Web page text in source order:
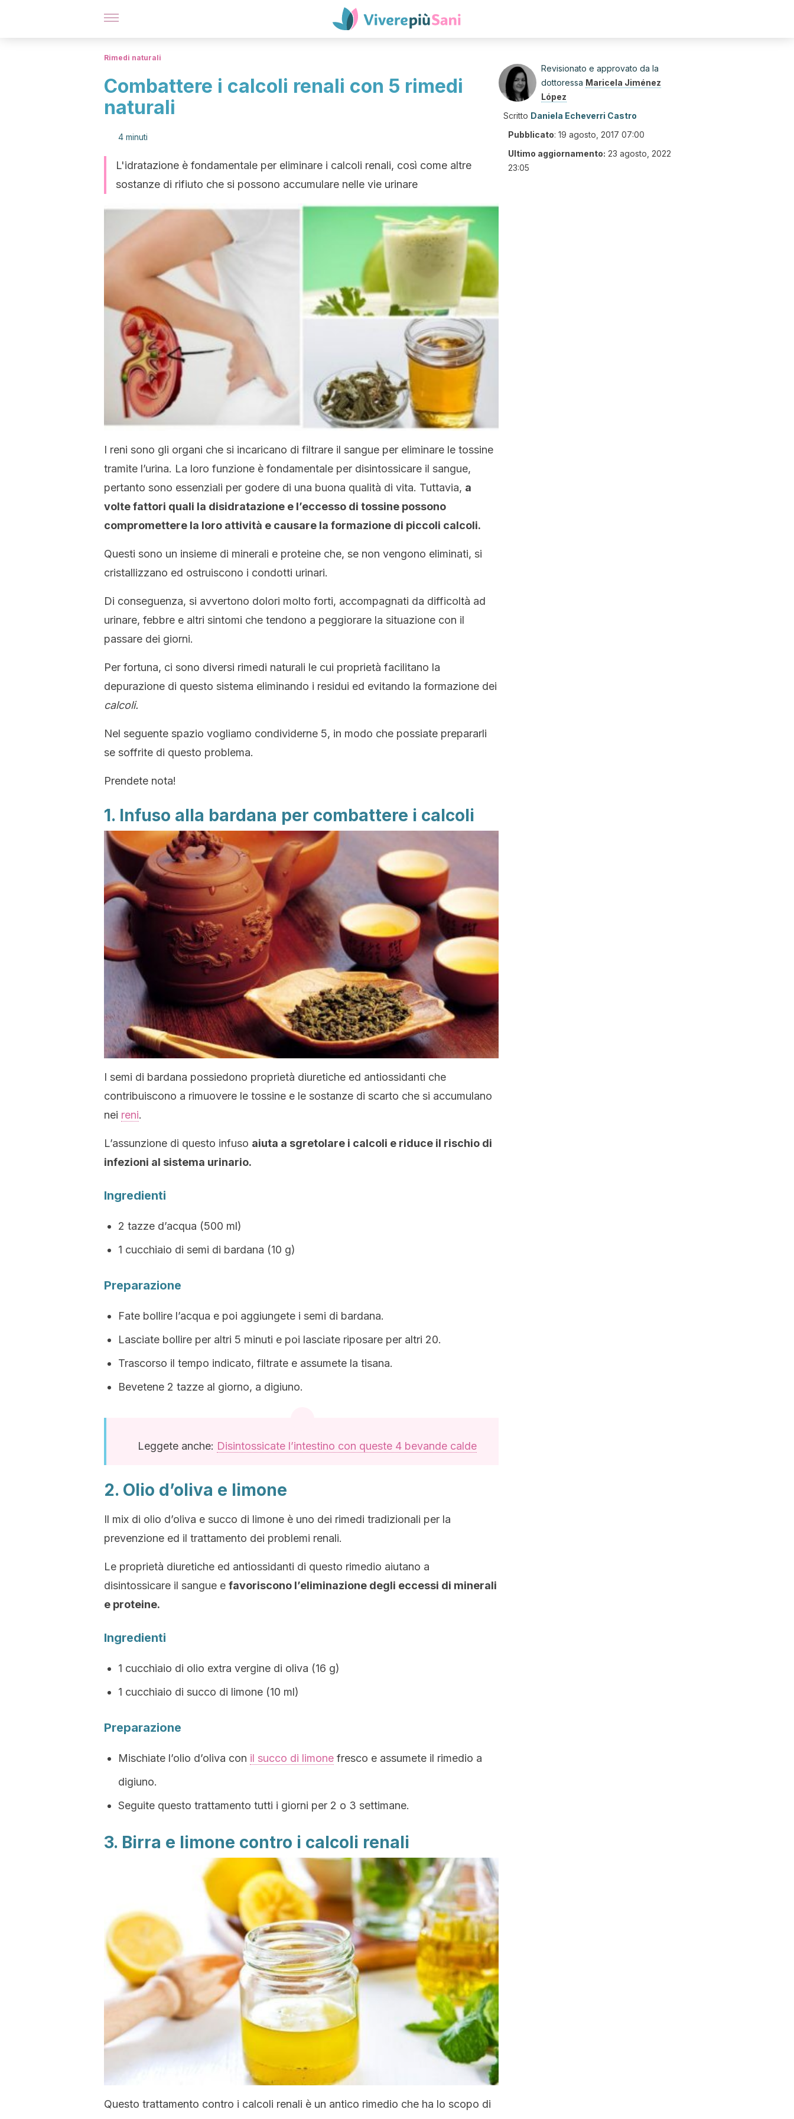
Rimedi naturali
Combattere i calcoli renali con 5 rimedi
naturali
4 minuti
L'idratazione è fondamentale per eliminare i calcoli renali, così come altre
sostanze di rifiuto che si possono accumulare nelle vie urinare
I reni sono gli organi che si incaricano di filtrare il sangue per eliminare le tossine
tramite l’urina. La loro funzione è fondamentale per disintossicare il sangue,
pertanto sono essenziali per godere di una buona qualità di vita. Tuttavia, a
volte fattori quali la disidratazione e l’eccesso di tossine possono
compromettere la loro attività e causare la formazione di piccoli calcoli.
Questi sono un insieme di minerali e proteine che, se non vengono eliminati, si
cristallizzano ed ostruiscono i condotti urinari.
Di conseguenza, si avvertono dolori molto forti, accompagnati da difficoltà ad
urinare, febbre e altri sintomi che tendono a peggiorare la situazione con il
passare dei giorni.
Per fortuna, ci sono diversi rimedi naturali le cui proprietà facilitano la
depurazione di questo sistema eliminando i residui ed evitando la formazione dei
calcoli.
Nel seguente spazio vogliamo condividerne 5, in modo che possiate prepararli
se soffrite di questo problema.
Prendete nota!
1. Infuso alla bardana per combattere i calcoli
I semi di bardana possiedono proprietà diuretiche ed antiossidanti che
contribuiscono a rimuovere le tossine e le sostanze di scarto che si accumulano
nei reni.
L’assunzione di questo infuso aiuta a sgretolare i calcoli e riduce il rischio di
infezioni al sistema urinario.
Ingredienti
2 tazze d’acqua (500 ml)
1 cucchiaio di semi di bardana (10 g)
Preparazione
Fate bollire l’acqua e poi aggiungete i semi di bardana.
Lasciate bollire per altri 5 minuti e poi lasciate riposare per altri 20.
Trascorso il tempo indicato, filtrate e assumete la tisana.
Bevetene 2 tazze al giorno, a digiuno.
Leggete anche: Disintossicate l’intestino con queste 4 bevande calde
2. Olio d’oliva e limone
Il mix di olio d’oliva e succo di limone è uno dei rimedi tradizionali per la
prevenzione ed il trattamento dei problemi renali.
Le proprietà diuretiche ed antiossidanti di questo rimedio aiutano a
disintossicare il sangue e favoriscono l’eliminazione degli eccessi di minerali
e proteine.
Ingredienti
1 cucchiaio di olio extra vergine di oliva (16 g)
1 cucchiaio di succo di limone (10 ml)
Preparazione
Mischiate l’olio d’oliva con il succo di limone fresco e assumete il rimedio a
digiuno.
Seguite questo trattamento tutti i giorni per 2 o 3 settimane.
3. Birra e limone contro i calcoli renali
Questo trattamento contro i calcoli renali è un antico rimedio che ha lo scopo di
Revisionato e approvato da la
dottoressa Maricela Jiménez
López
Scritto Daniela Echeverri Castro
Pubblicato: 19 agosto, 2017 07:00
Ultimo aggiornamento: 23 agosto, 2022
23:05